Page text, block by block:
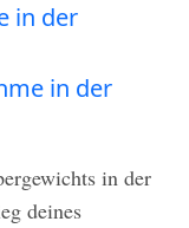
in der
in der
in der
deines